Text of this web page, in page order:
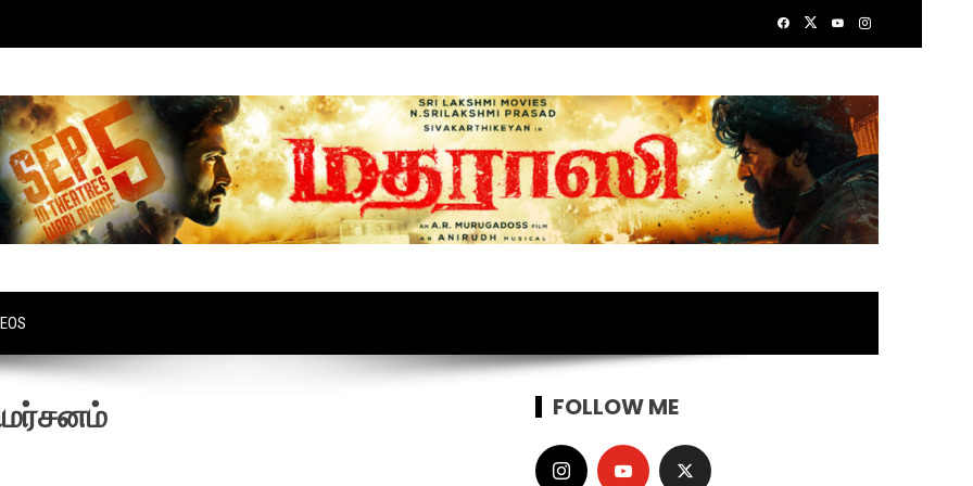
FOLLOW ME